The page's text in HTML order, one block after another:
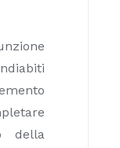
della